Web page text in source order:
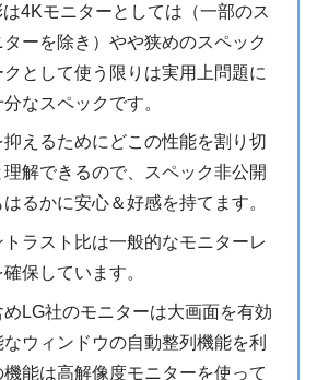
4Kモニターとしては（一部のス
ーを除き）やや狭めのスペック
として使う限りは実用上問題に
なスペックです。
えるためにどこの性能を割り切
解できるので、スペック非公開
るかに安心＆好感を持てます。
ラスト比は一般的なモニターレ
保しています。
LG社のモニターは大画面を有効
ウィンドウの自動整列機能を利
能は高解像度モニターを使って